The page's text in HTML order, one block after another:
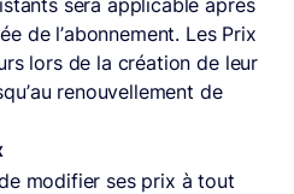
sera applicable après
de l’abonnement. Les Prix
lors de la création de leur
renouvellement de
modifier ses prix à tout